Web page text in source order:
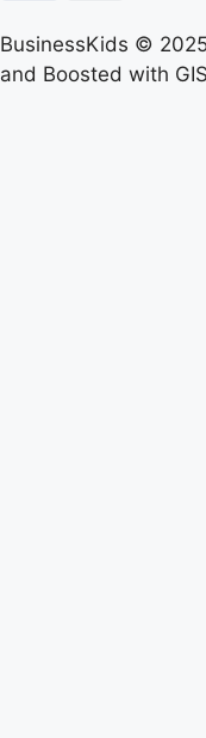
BusinessKids ©
and Boosted with